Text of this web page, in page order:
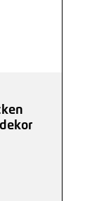
von 4.67 von 5